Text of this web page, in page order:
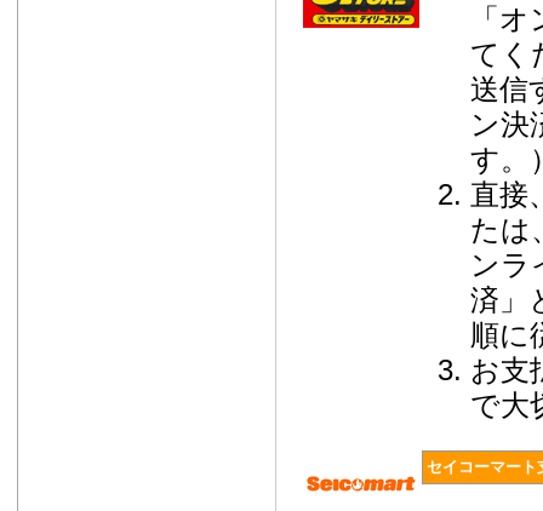
「
てく
送信
ン決
す。
直接
たは
ンラ
済」
順に
お支
で大
セイコーマート